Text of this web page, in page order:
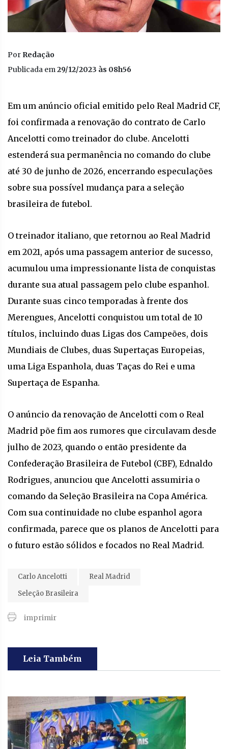
Por Redação
Publicada em29/12/2023 às 08h56
Em um anúncio oficial emitido pelo Real Madrid CF,
foi confirmada a renovação do contrato de Carlo
Ancelotti como treinador do clube. Ancelotti
estenderá sua permanência no comando do clube
até 30 de junho de 2026, encerrando especulações
sobre sua possível mudança para a seleção
brasileira de futebol.
O treinador italiano, que retornou ao Real Madrid
em 2021, após uma passagem anterior de sucesso,
acumulou uma impressionante lista de conquistas
durante sua atual passagem pelo clube espanhol.
Durante suas cinco temporadas à frente dos
Merengues, Ancelotti conquistou um total de 10
títulos, incluindo duas Ligas dos Campeões, dois
Mundiais de Clubes, duas Supertaças Europeias,
uma Liga Espanhola, duas Taças do Rei e uma
Supertaça de Espanha.
O anúncio da renovação de Ancelotti com o Real
Madrid põe fim aos rumores que circulavam desde
julho de 2023, quando o então presidente da
Confederação Brasileira de Futebol (CBF), Ednaldo
Rodrigues, anunciou que Ancelotti assumiria o
comando da Seleção Brasileira na Copa América.
Com sua continuidade no clube espanhol agora
confirmada, parece que os planos de Ancelotti para
o futuro estão sólidos e focados no Real Madrid.
Carlo Ancelotti
Real Madrid
Seleção Brasileira
imprimir
Leia Também